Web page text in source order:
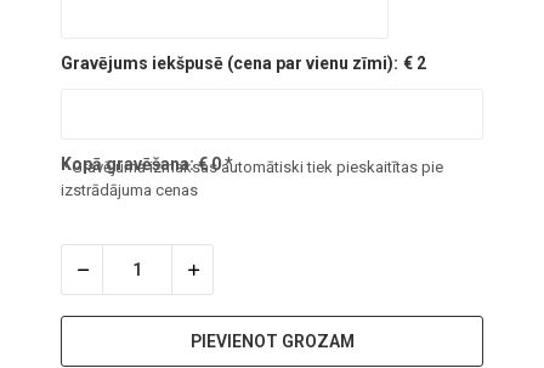
Gravējums iekšpusē (cena par vienu zīmi): € 2
Kopā gravēšana:€0*
* Gravējuma izmaksas automātiski tiek pieskaitītas pie
izstrādājuma cenas
PIEVIENOT GROZAM